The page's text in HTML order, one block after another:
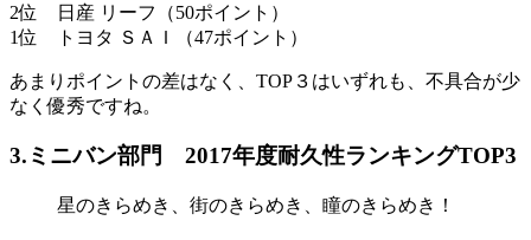
2位 日産 リーフ（50ポイント）
1位 トヨタ ＳＡＩ（47ポイント）
あまりポイントの差はなく、TOP３はいずれも、不具合が少
なく優秀ですね。
3.ミニバン部門 2017年度耐久性ランキングTOP3
星のきらめき、街のきらめき、瞳のきらめき！